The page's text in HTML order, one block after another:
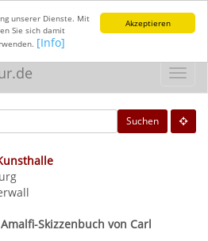
Akzeptieren
unserer Dienste. Mit
Sie sich damit
[Info]
Suchen
Skizzenbuch von Carl